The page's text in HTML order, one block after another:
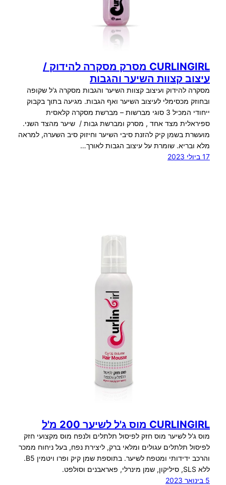
CURLINGIRL מסרק מסקרה להידוק /
עיצוב קצוות השיער והגבות
מסקרה להידוק ועיצוב קצוות השיער והגבות מסקרה ג'ל שקופה
ובחוזק מכסימלי לעיצוב השיער ואף הגבות. מגיעה בתוך בקבוק
ייחודי המכיל 3 סוגי מברשות – מברשת מסקרה קלאסית
ספיראלית מצד אחד , מסרק ומברשת גבות / שיער מהצד השני.
מועשרת בשמן קיק להזנת סיבי השיער וחיזוק סיב השערה, למראה
מלא ובריא. שומרת על עיצוב הגבות לאורך…
17 ביולי 2023
CURLINGIRL מוס ג'ל לשיער 200 מ'ל
מוס ג'ל לשיער מוס חזק לפיסול תלתלים ולנפח מוס מקצועי חזק
לפיסול תלתלים עגולים ומלאי ברק, ליצירת נפח, בעל ניחוח ממכר
והרכב ידידותי ומטפח לשיער. בתוספת שמן קיק ופרו ויטמין B5.
ללא SLS, סיליקון, שמן מינרלי, פאראבנים וסולפט.
5 בינואר 2023